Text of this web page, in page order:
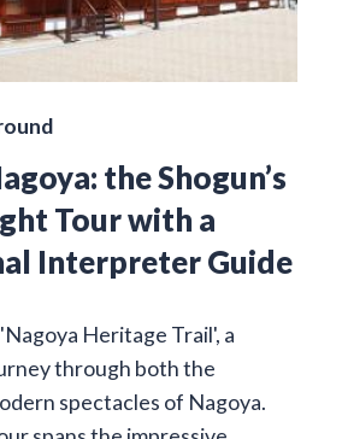
the Shogun’s
Tour with a
Interpreter Guide
Heritage Trail', a
through both the
spectacles of Nagoya.